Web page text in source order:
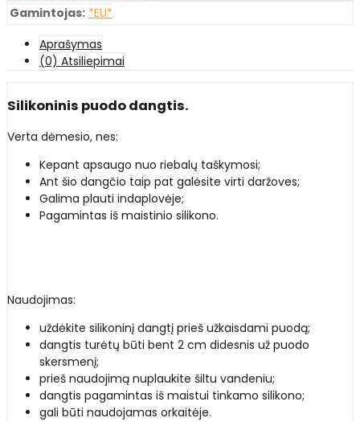
Gamintojas: *EU*
Aprašymas
(0) Atsiliepimai
Silikoninis puodo dangtis.
Verta dėmesio, nes:
Kepant apsaugo nuo riebalų taškymosi;
Ant šio dangčio taip pat galėsite virti daržoves;
Galima plauti indaplovėje;
Pagamintas iš maistinio silikono.
Naudojimas:
uždėkite silikoninį dangtį prieš užkaisdami puodą;
dangtis turėtų būti bent 2 cm didesnis už puodo
skersmenį;
prieš naudojimą nuplaukite šiltu vandeniu;
dangtis pagamintas iš maistui tinkamo silikono;
gali būti naudojamas orkaitėje.